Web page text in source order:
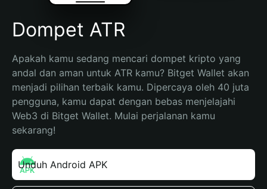
Dompet ATR
Apakah kamu sedang mencari dompet kripto yang
andal dan aman untuk ATR kamu? Bitget Wallet akan
menjadi pilihan terbaik kamu. Dipercaya oleh 40 juta
pengguna, kamu dapat dengan bebas menjelajahi
Web3 di Bitget Wallet. Mulai perjalanan kamu
sekarang!
Unduh Android APK